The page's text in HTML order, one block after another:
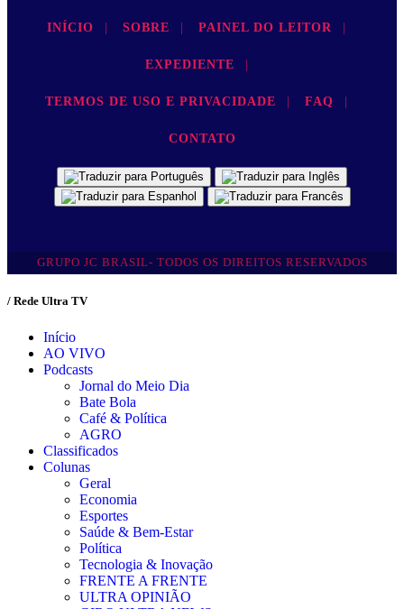
INÍCIO SOBRE PAINEL DO LEITOR
EXPEDIENTE
TERMOS DE USO E PRIVACIDADE FAQ
CONTATO
GRUPO JC BRASIL- TODOS OS DIREITOS RESERVADOS
/ Rede Ultra TV
Início
AO VIVO
Podcasts
Jornal do Meio Dia
Bate Bola
Café & Política
AGRO
Classificados
Colunas
Geral
Economia
Esportes
Saúde & Bem-Estar
Política
Tecnologia & Inovação
FRENTE A FRENTE
ULTRA OPINIÃO